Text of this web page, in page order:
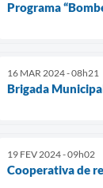
Programa
16 MAR 2024 - 08h21
Brigada
19 FEV 2024 - 09h02
Cooperativa de